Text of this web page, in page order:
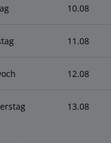
10.08
11 .08
12.08
13.08